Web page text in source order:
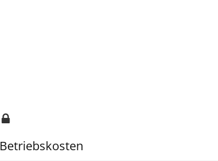
Betriebskosten